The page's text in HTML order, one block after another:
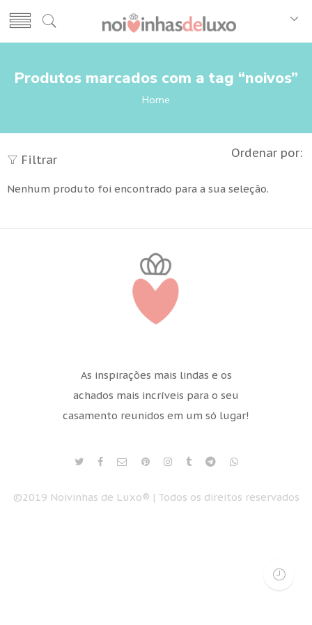
Produtos marcados com a tag “noivos”
Home
Filtrar Ordenar por:
Nenhum produto foi encontrado para a sua seleção.
As inspirações mais lindas e os
achados mais incríveis para o seu
casamento reunidos em um só lugar!
©2019 Noivinhas de Luxo® | Todos os direitos reservados